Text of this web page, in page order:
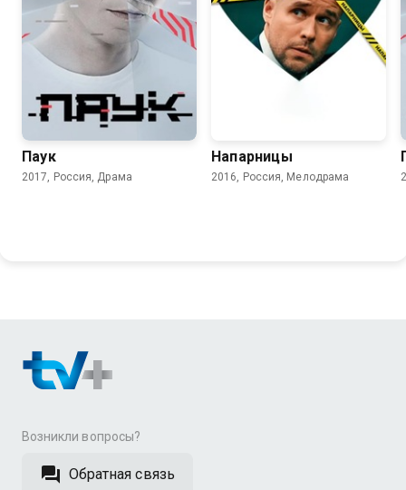
7.1
Паук
2017, Россия, Драма
Напарницы
2016, Россия, Мелодрама
Возникли вопросы?
Обратная связь